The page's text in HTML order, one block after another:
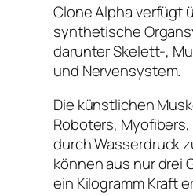
Clone Alpha verfügt
synthetische
darunter Skelett-,
und Nervensystem.
Die künstlichen
Roboters,
durch Wasserdruck
können aus nur drei
ein Kilogramm Kraft